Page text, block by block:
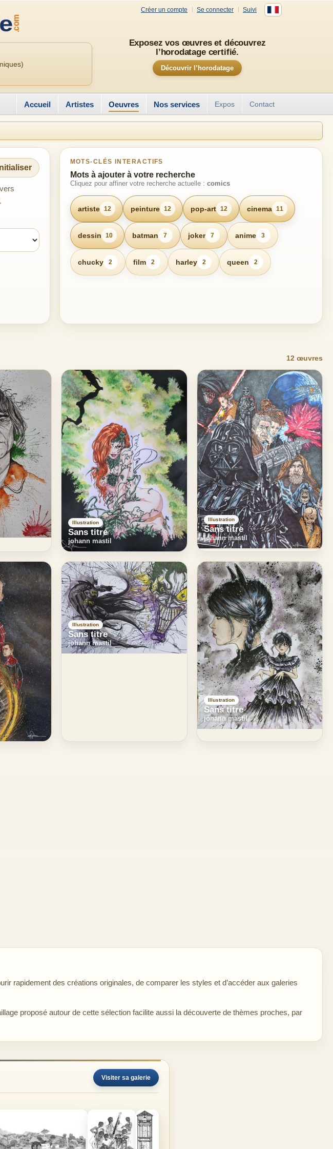
Créer un compte Se connecter Suivi
Exposez vos œuvres et découvrez
l’horodatage certifié.
Découvrir l’horodatage
Accueil Artistes Oeuvres Nos services Expos Contact
MOTS-CLÉS INTERACTIFS
Mots à ajouter à votre recherche
Cliquez pour affiner votre recherche actuelle : comics
artiste 12 peinture 12 pop-art 12 cinema 11
dessin 10 batman 7 joker 7 anime 3
chucky 2 film 2 harley 2 queen 2
12 œuvres
Illustration
Sans titre
johann mastil
Illustration
Sans titre
johann mastil
Illustration
Sans titre
johann mastil
Illustration
Sans titre
johann mastil
rapidement des créations originales, de comparer les styles et d’accéder aux galeries
proposé autour de cette sélection facilite aussi la découverte de thèmes proches, par
Visiter sa galerie